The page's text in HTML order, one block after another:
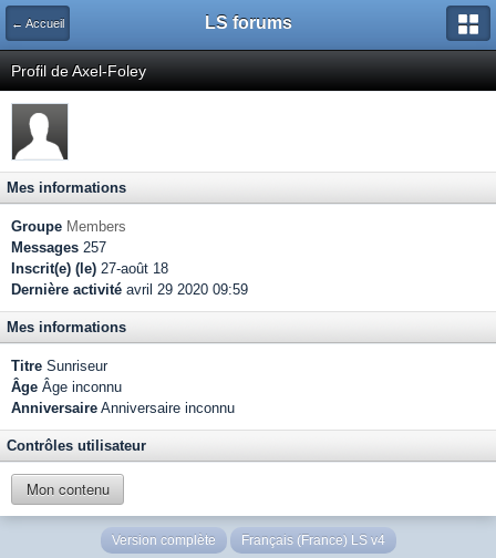
← Accueil LS forums
Profil de Axel-Foley
Mes informations
Groupe Members
Messages 257
Inscrit(e) (le) 27-août 18
Dernière activité avril 29 2020 09:59
Mes informations
Titre Sunriseur
Âge Âge inconnu
Anniversaire Anniversaire inconnu
Contrôles utilisateur
Mon contenu
Version complète Français (France) LS v4